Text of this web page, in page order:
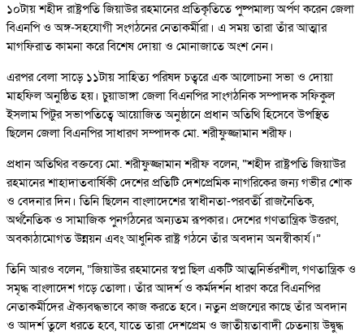
১০টায় শহীদ রাষ্ট্রপতি জিয়াউর রহমানের প্রতিকৃতিতে পুষ্পমাল্য অর্পণ করেন জেলা
বিএনপি ও অঙ্গ-সহযোগী সংগঠনের নেতাকর্মীরা। এ সময় তারা তাঁর আত্মার
মাগফিরাত কামনা করে বিশেষ দোয়া ও মোনাজাতে অংশ নেন।
এরপর বেলা সাড়ে ১১টায় সাহিত্য পরিষদ চত্বরে এক আলোচনা সভা ও দোয়া
মাহফিল অনুষ্ঠিত হয়। চুয়াডাঙ্গা জেলা বিএনপির সাংগঠনিক সম্পাদক সফিকুল
ইসলাম পিটুর সভাপতিত্বে আয়োজিত অনুষ্ঠানে প্রধান অতিথি হিসেবে উপস্থিত
ছিলেন জেলা বিএনপির সাধারণ সম্পাদক মো. শরীফুজ্জামান শরীফ।
প্রধান অতিথির বক্তব্যে মো. শরীফুজ্জামান শরীফ বলেন, “শহীদ রাষ্ট্রপতি জিয়াউর
রহমানের শাহাদাতবার্ষিকী দেশের প্রতিটি দেশপ্রেমিক নাগরিকের জন্য গভীর শোক
ও বেদনার দিন। তিনি ছিলেন বাংলাদেশের স্বাধীনতা-পরবর্তী রাজনৈতিক,
অর্থনৈতিক ও সামাজিক পুনর্গঠনের অন্যতম রূপকার। দেশের গণতান্ত্রিক উত্তরণ,
অবকাঠামোগত উন্নয়ন এবং আধুনিক রাষ্ট্র গঠনে তাঁর অবদান অনস্বীকার্য।”
তিনি আরও বলেন, “জিয়াউর রহমানের স্বপ্ন ছিল একটি আত্মনির্ভরশীল, গণতান্ত্রিক ও
সমৃদ্ধ বাংলাদেশ গড়ে তোলা। তাঁর আদর্শ ও কর্মদর্শন ধারণ করে বিএনপির
নেতাকর্মীদের ঐক্যবদ্ধভাবে কাজ করতে হবে। নতুন প্রজন্মের কাছে তাঁর অবদান
ও আদর্শ তুলে ধরতে হবে, যাতে তারা দেশপ্রেম ও জাতীয়তাবাদী চেতনায় উদ্বুদ্ধ